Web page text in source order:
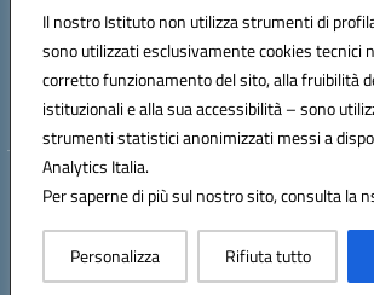
Il nostro Istituto non utilizza strumenti di
sono utilizzati esclusivamente cookies tecnici
corretto funzionamento del sito, alla fruibilità
istituzionali e alla sua accessibilità – sono
strumenti statistici anonimizzati messi a
Analytics Italia.
Per saperne di più sul nostro sito, consulta la
Personalizza Rifiuta tutto
Supporto piattaforme DDI (creazione account e
supporto_gsuite@itiscannizzarocolleferro.it
Microsoft Office 365 (Teams):
supporto_office365@cannizzaro.onmicrosoft.com
Hosting & Powered by 3D
Concept & Design by